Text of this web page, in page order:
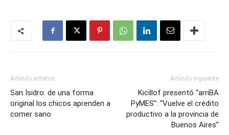
Artículo anterior
San Isidro: de una forma
original los chicos aprenden a
comer sano
Artículo siguiente
Kicillof presentó “arriBA
PyMES”: “Vuelve el crédito
productivo a la provincia de
Buenos Aires”